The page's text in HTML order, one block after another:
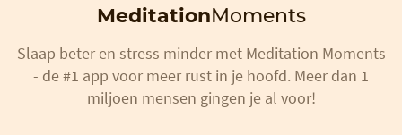
MeditationMoments
Slaap beter en stress minder met Meditation Moments
- de #1 app voor meer rust in je hoofd. Meer dan 1
miljoen mensen gingen je al voor!